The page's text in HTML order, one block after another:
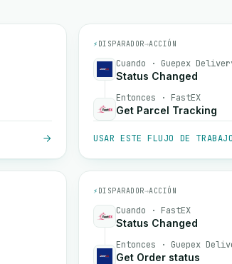
⚡ DISPARADOR→ACCIÓN
Cuando · Guepex
Status Changed
Entonces · FastEX
Get Parcel Tracking
USAR ESTE FLUJO DE
⚡ DISPARADOR→ACCIÓN
Cuando · FastEX
Status Changed
Entonces · Guepex
Get Order status